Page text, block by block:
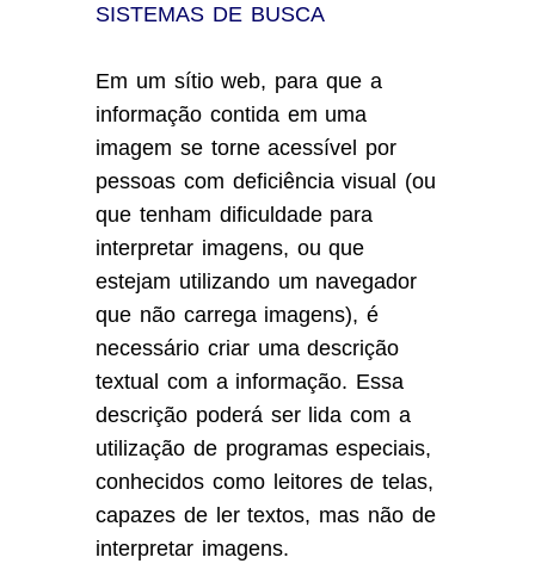
SISTEMAS DE BUSCA
Em um sítio web, para que a
informação contida em uma
imagem se torne acessível por
pessoas com deficiência visual (ou
que tenham dificuldade para
interpretar imagens, ou que
estejam utilizando um navegador
que não carrega imagens), é
necessário criar uma descrição
textual com a informação. Essa
descrição poderá ser lida com a
utilização de programas especiais,
conhecidos como leitores de telas,
capazes de ler textos, mas não de
interpretar imagens.